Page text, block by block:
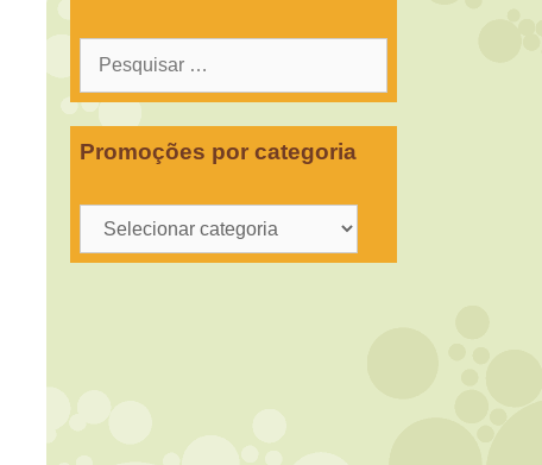
Pesquisar
Promoções por categoria
Promoções
por